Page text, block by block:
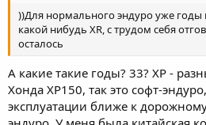
))Для нормального эндуро уже годы
какой нибудь ХR, с трудом себя
осталось
А какие такие годы? 33? ХР -
Хонда ХР150, так это софт-
эксплуатации ближе к